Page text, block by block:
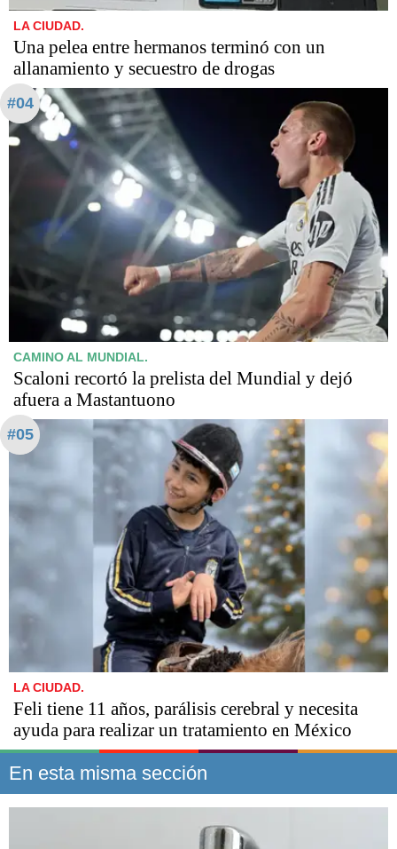
LA CIUDAD.
Una pelea entre hermanos terminó con un
allanamiento y secuestro de drogas
#04
CAMINO AL MUNDIAL.
Scaloni recortó la prelista del Mundial y dejó
afuera a Mastantuono
#05
LA CIUDAD.
Feli tiene 11 años, parálisis cerebral y necesita
ayuda para realizar un tratamiento en México
En esta misma sección